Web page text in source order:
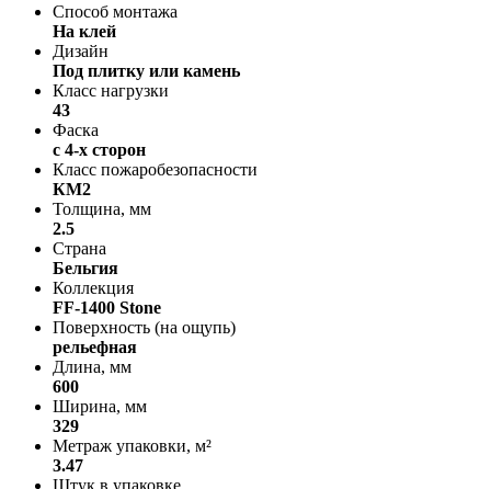
Способ монтажа
На клей
Дизайн
Под плитку или камень
Класс нагрузки
43
Фаска
с 4-х сторон
Класс пожаробезопасности
КМ2
Толщина, мм
2.5
Страна
Бельгия
Коллекция
FF-1400 Stone
Поверхность (на ощупь)
рельефная
Длина, мм
600
Ширина, мм
329
Метраж упаковки, м²
3.47
Штук в упаковке